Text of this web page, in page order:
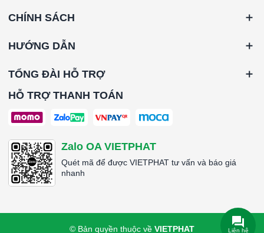
CHÍNH SÁCH
HƯỚNG DẪN
TỔNG ĐÀI HỖ TRỢ
HỖ TRỢ THANH TOÁN
Zalo OA VIETPHAT
Quét mã để được VIETPHAT tư vấn và báo giá
nhanh
© Bản quyền thuộc về VIETPHAT Liên hệ